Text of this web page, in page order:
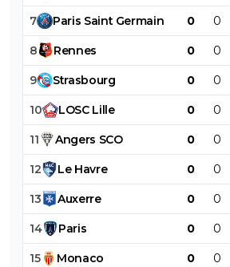
7 Paris Saint Germain 0 0
8 Rennes 0 0
9 Strasbourg 0 0
10 LOSC Lille 0 0
11 Angers SCO 0 0
12 Le Havre 0 0
13 Auxerre 0 0
14 Paris 0 0
15 Monaco 0 0